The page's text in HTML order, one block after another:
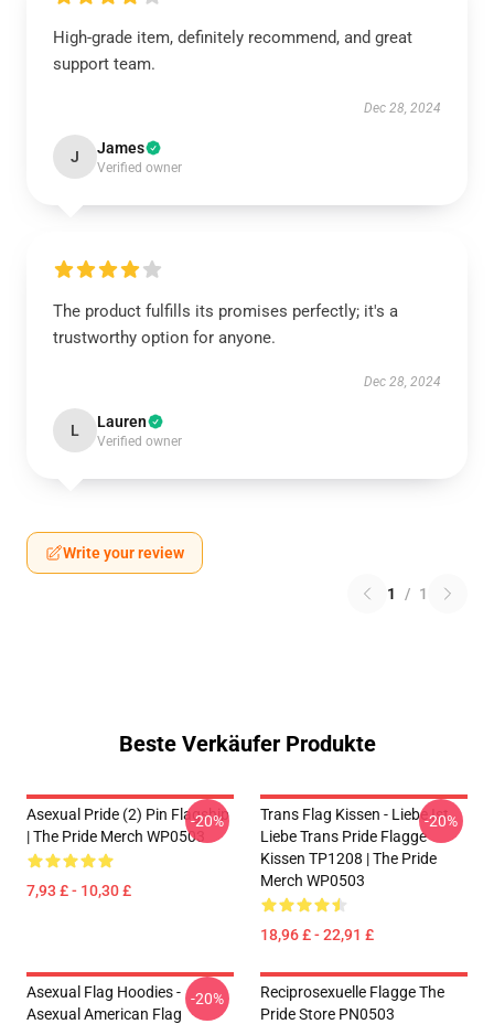
High-grade item, definitely recommend, and great
support team.
Dec 28, 2024
J James
Verified owner
The product fulfills its promises perfectly; it's a
trustworthy option for anyone.
Dec 28, 2024
L Lauren
Verified owner
Write your review
1 / 1
Beste Verkäufer Produkte
Asexual Pride (2) Pin Flagship
| The Pride Merch WP0503
7,93 £ - 10,30 £
-20%
Trans Flag Kissen - Liebe Ist
Liebe Trans Pride Flagge
Kissen TP1208 | The Pride
Merch WP0503
18,96 £ - 22,91 £
-20%
Asexual Flag Hoodies -
Asexual American Flag
-20%
Reciprosexuelle Flagge The
Pride Store PN0503